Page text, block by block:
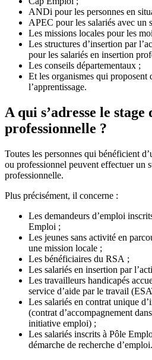
ANDi pour les personnes en
APEC pour les salariés avec un
Les missions locales pour les
Les structures d’insertion par
pour les salariés en insertion
Les conseils départementaux ;
Et les organismes qui proposent
l’apprentissage.
A qui s’adresse le
professionnelle ?
Toutes les personnes qui bénéficient
ou professionnel peuvent effectuer un
professionnelle.
Plus précisément, il concerne :
Les demandeurs d’emploi
Emploi ;
Les jeunes sans activité en
une mission locale ;
Les bénéficiaires du RSA ;
Les salariés en insertion par
Les travailleurs handicapés
service d’aide par le travail
Les salariés en contrat unique
(contrat d’accompagnement
initiative emploi) ;
Les salariés inscrits à Pôle
démarche de recherche d’emploi.